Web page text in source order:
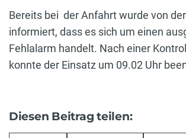
Bereits bei der Anfahrt wurde von
informiert, dass es sich um einen
Fehlalarm handelt. Nach einer
konnte der Einsatz um 09.02 Uhr
Diesen Beitrag teilen: